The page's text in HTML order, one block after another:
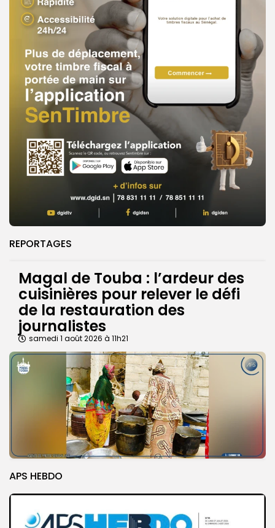
REPORTAGES
Magal de Touba : l’ardeur des
cuisinières pour relever le défi
de la restauration des
journalistes
samedi 1 août 2026 à 11h21
APS HEBDO